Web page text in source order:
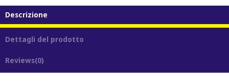
Descrizione
Dettagli del prodotto
Reviews(0)